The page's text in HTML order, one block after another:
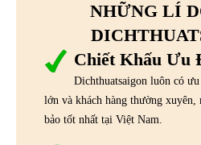
NHỮNG LÍ
Chiết Khấu Ưu
Dichthuatsaigon luôn có
lớn và khách hàng thường
bảo tốt nhất tại Việt Nam.